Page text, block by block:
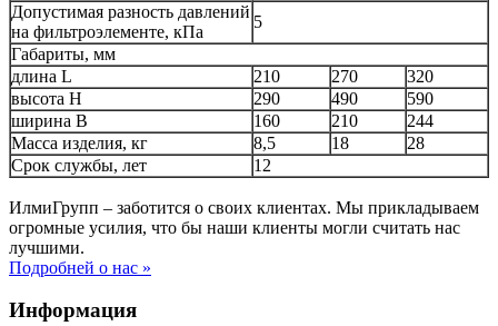
Допустимая разность давлений
на фильтроэлементе, кПа
5
Габариты, мм
длина L
210 270
320
высота Н
290 490
590
ширина В
160 210
244
Масса изделия, кг
8,5 18
28
Срок службы, лет
12
ИлмиГрупп – заботится о своих клиентах. Мы прикладываем
огромные усилия, что бы наши клиенты могли считать нас
лучшими.
Подробней о нас »
Информация